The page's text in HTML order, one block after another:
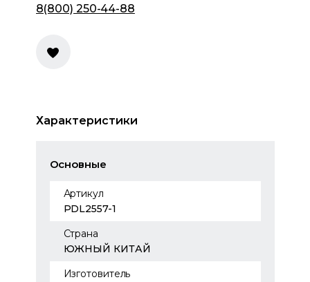
8(800) 250-44-88
Характеристики
Основные
Артикул
PDL2557-1
Страна
ЮЖНЫЙ КИТАЙ
Изготовитель